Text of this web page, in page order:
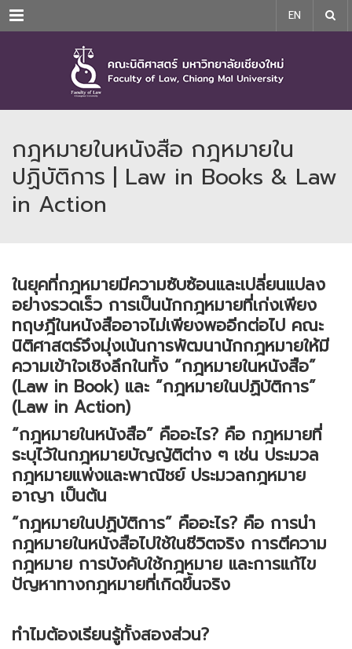
Menu EN
กฎหมายในหนังสือ กฎหมายใน
ปฏิบัติการ | Law in Books & Law
in Action
ในยุคที่กฎหมายมีความซับซ้อนและเปลี่ยนแปลง
อย่างรวดเร็ว การเป็นนักกฎหมายที่เก่งเพียง
ทฤษฎีในหนังสืออาจไม่เพียงพออีกต่อไป คณะ
นิติศาสตร์จึงมุ่งเน้นการพัฒนานักกฎหมายให้มี
ความเข้าใจเชิงลึกในทั้ง “กฎหมายในหนังสือ”
(Law in Book) และ “กฎหมายในปฏิบัติการ”
(Law in Action)
“กฎหมายในหนังสือ” คืออะไร? คือ กฎหมายที่
ระบุไว้ในกฎหมายบัญญัติต่าง ๆ เช่น ประมวล
กฎหมายแพ่งและพาณิชย์ ประมวลกฎหมาย
อาญา เป็นต้น
“กฎหมายในปฏิบัติการ” คืออะไร? คือ การนำ
กฎหมายในหนังสือไปใช้ในชีวิตจริง การตีความ
กฎหมาย การบังคับใช้กฎหมาย และการแก้ไข
ปัญหาทางกฎหมายที่เกิดขึ้นจริง
ทำไมต้องเรียนรู้ทั้งสองส่วน?